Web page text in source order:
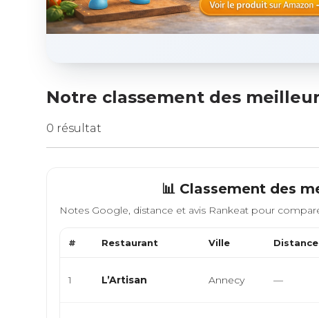
Notre classement des
0 résultat
📊 Classement des
Notes Google, distance et avis Rankeat pour
# Restaurant Ville Distance
1 L’Artisan Annecy —